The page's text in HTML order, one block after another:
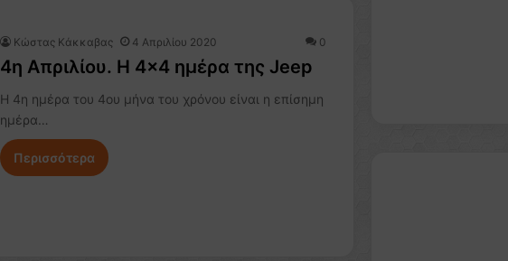
Κώστας Κάκκαβας 4 Απριλίου 2020 0
4η Απριλίου. Η 4×4 ημέρα της Jeep
Η 4η ημέρα του 4ου μήνα του χρόνου είναι η επίσημη
ημέρα…
Περισσότερα